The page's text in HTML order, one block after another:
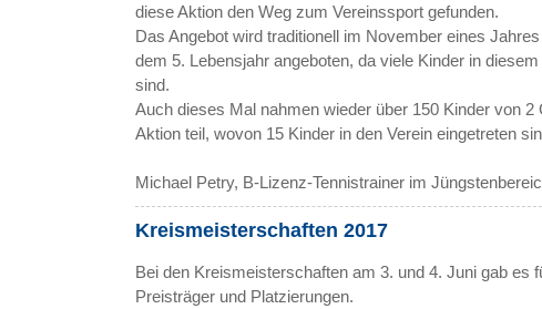
diese Aktion den Weg zum Vereinssport gefunden.
Das Angebot wird traditionell im November eines
dem 5. Lebensjahr angeboten, da viele Kinder in
sind.
Auch dieses Mal nahmen wieder über 150 Kinder von
Aktion teil, wovon 15 Kinder in den Verein eingetreten
Michael Petry, B-Lizenz-Tennistrainer im
Kreismeisterschaften 2017
Bei den Kreismeisterschaften am 3. und 4. Juni gab es
Preisträger und Platzierungen.